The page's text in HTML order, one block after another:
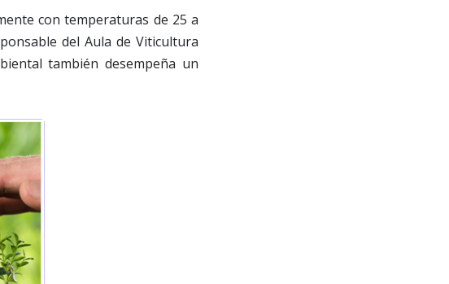
con temperaturas de 25 a
del Aula de Viticultura
también desempeña un